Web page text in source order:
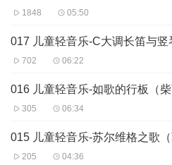
1848 05:50
702 06:22
016 儿童轻音乐-如歌的行板（柴
305 06:34
015 儿童轻音乐-苏尔维格之歌（
205 04:36